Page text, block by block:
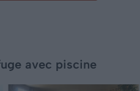
avec piscine